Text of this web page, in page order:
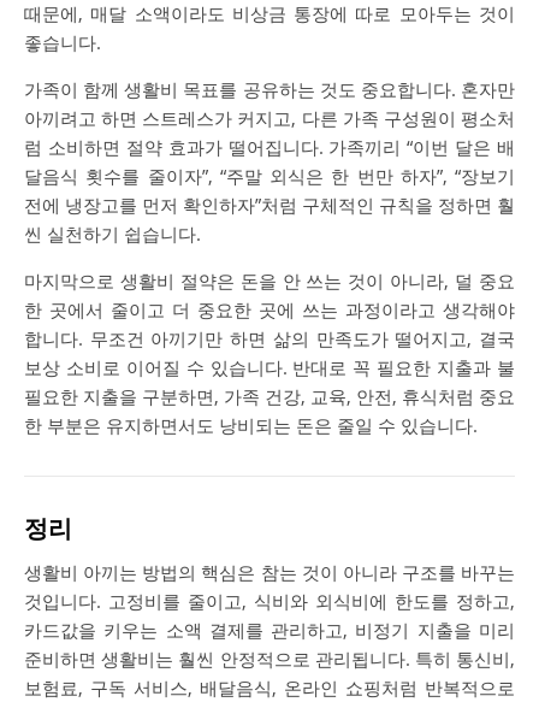
때문에, 매달 소액이라도 비상금 통장에 따로 모아두는 것이
좋습니다.
가족이 함께 생활비 목표를 공유하는 것도 중요합니다. 혼자만
아끼려고 하면 스트레스가 커지고, 다른 가족 구성원이 평소처
럼 소비하면 절약 효과가 떨어집니다. 가족끼리 “이번 달은 배
달음식 횟수를 줄이자”, “주말 외식은 한 번만 하자”, “장보기
전에 냉장고를 먼저 확인하자”처럼 구체적인 규칙을 정하면 훨
씬 실천하기 쉽습니다.
마지막으로 생활비 절약은 돈을 안 쓰는 것이 아니라, 덜 중요
한 곳에서 줄이고 더 중요한 곳에 쓰는 과정이라고 생각해야
합니다. 무조건 아끼기만 하면 삶의 만족도가 떨어지고, 결국
보상 소비로 이어질 수 있습니다. 반대로 꼭 필요한 지출과 불
필요한 지출을 구분하면, 가족 건강, 교육, 안전, 휴식처럼 중요
한 부분은 유지하면서도 낭비되는 돈은 줄일 수 있습니다.
정리
생활비 아끼는 방법의 핵심은 참는 것이 아니라 구조를 바꾸는
것입니다. 고정비를 줄이고, 식비와 외식비에 한도를 정하고,
카드값을 키우는 소액 결제를 관리하고, 비정기 지출을 미리
준비하면 생활비는 훨씬 안정적으로 관리됩니다. 특히 통신비,
보험료, 구독 서비스, 배달음식, 온라인 쇼핑처럼 반복적으로